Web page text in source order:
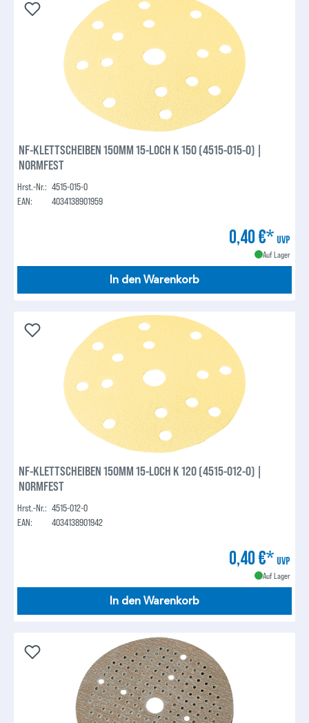
NF-KLETTSCHEIBEN 150MM 15-LOCH K 150 (4515-015-0) |
NORMFEST
Hrst.-Nr.: 4515-015-0
EAN:
4034138901959
0,40 €* UVP
Auf Lager
In den Warenkorb
NF-KLETTSCHEIBEN 150MM 15-LOCH K 120 (4515-012-0) |
NORMFEST
Hrst.-Nr.: 4515-012-0
EAN:
4034138901942
0,40 €* UVP
Auf Lager
In den Warenkorb